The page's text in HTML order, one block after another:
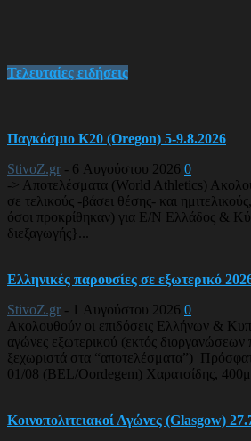
Τελευταίες ειδήσεις
Παγκόσμιο Κ20 (Oregon) 5-9.8.2026
StivoZ.gr - 6 Αυγούστου 2026 0
-> Αποτελέσματα (World Athletics)
σε τελικούς -βάσει θέσης- και
όσοι προκρίθηκαν) για Ε/Ν Ελλάδος &
διεξαγωγής}...
Ελληνικές παρουσίες σε εξωτερικό
StivoZ.gr - 1 Αυγούστου 2026 0
Ακολουθούν οι επιδόσεις Ελλήνων &
αγώνες εξωτερικού (εκτός διοργανώσεων
ξεχωριστά στα “αποτελέσματα”)
01/08 (BEL/Oordegem) Χαρατσίδης,
Κοινοπολιτειακοί Αγώνες (Glasgow)